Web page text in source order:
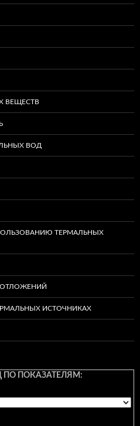
ВЕЩЕСТВ
ВОД
ТЕРМАЛЬНЫХ
ОТЛОЖЕНИЙ
ИСТОЧНИКАХ
ПО ПОКАЗАТЕЛЯМ: